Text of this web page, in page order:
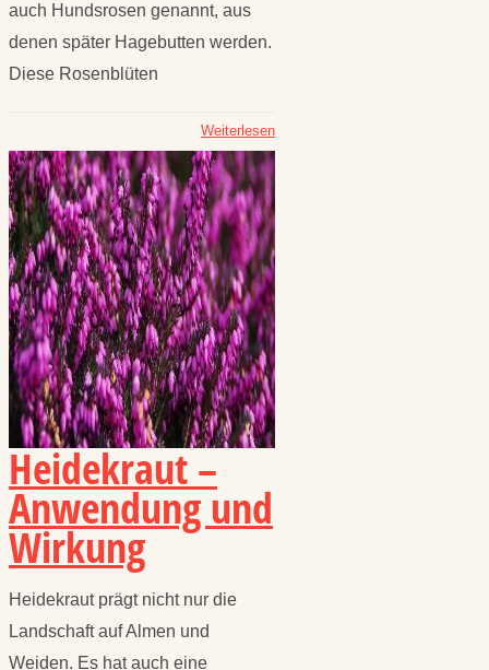
auch Hundsrosen genannt, aus
denen später Hagebutten werden.
Diese Rosenblüten
Weiterlesen
Heidekraut –
Anwendung und
Wirkung
Heidekraut prägt nicht nur die
Landschaft auf Almen und
Weiden. Es hat auch eine